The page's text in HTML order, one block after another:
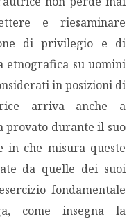
e riesaminare
di privilegio e di
etnografica su uomini
in posizioni di
arriva anche a
provato durante il suo
in che misura queste
da quelle dei suoi
fondamentale
come insegna la